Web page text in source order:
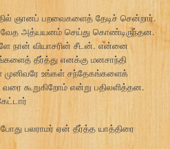
ஞானப் பறவைகளைத் தேடிச் சென்றார்.
அத்யயனம் செய்து கொண்டிருந்தன.
நான் வியாசரின் சீடன். என்னை
தீர்த்து எனக்கு மனசாந்தி
உங்கள் சந்தேகங்களைக்
கூறுகிறோம் என்று பதிலளித்தன.
பலராமர் ஏன் தீர்த்த யாத்திரை